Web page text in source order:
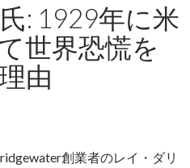
: 1929年に米
世界恐慌を
由
創業者のレイ・ダリ